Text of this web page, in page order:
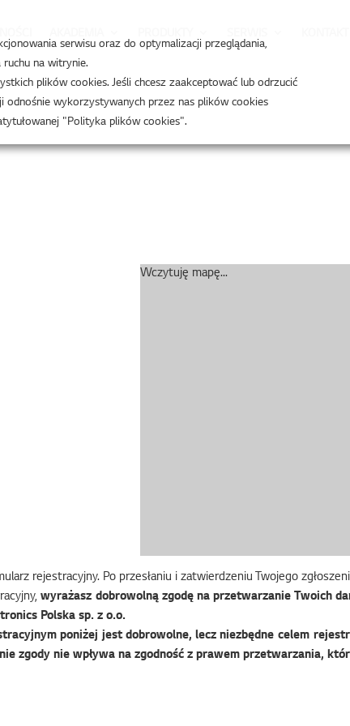
Wczytuję mapę...
rejestracyjny. Po przesłaniu i zatwierdzeniu Twojego
wyrażasz dobrowolną zgodę na przetwarzanie Twoich
Polska sp. z o.o.
poniżej jest dobrowolne, lecz niezbędne celem
zgody nie wpływa na zgodność z prawem przetwarzania,
serwisu oraz do optymalizacji przeglądania,
na witrynie.
plików cookies. Jeśli chcesz zaakceptować lub odrzucić
odnośnie wykorzystywanych przez nas plików cookies
"Polityka plików cookies".